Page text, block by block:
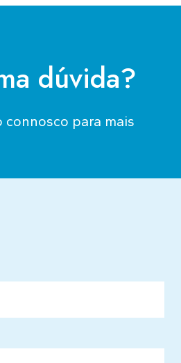
dúvida?
connosco para mais